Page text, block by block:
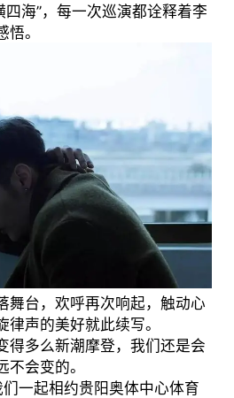
海”，每一次巡演都诠释着李
。
舞台，欢呼再次响起，触动心
声的美好就此续写。
得多么新潮摩登，我们还是会
会变的。
一起相约贵阳奥体中心体育